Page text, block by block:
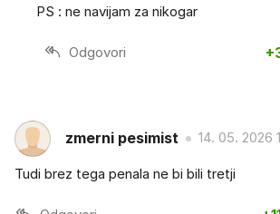
PS : ne navijam za nikogar
Odgovori
zmerni pesimist 14. 05. 2026
Tudi brez tega penala ne bi bili tretji